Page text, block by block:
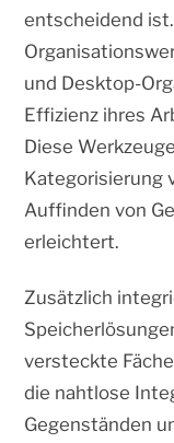
entscheidend
und Desktop-
Effizienz ihres
Diese
Kategorisierung
Auffinden von
erleichtert.
Zusätzlich
versteckte
die nahtlose
Gegenständen